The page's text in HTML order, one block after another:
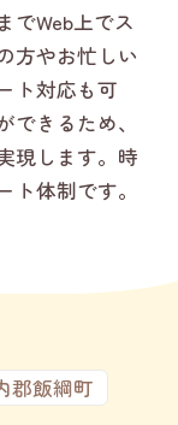
でWeb上でス
方やお忙しい
ト対応も可
きるため、
現します。時
体制です。
郡飯綱町